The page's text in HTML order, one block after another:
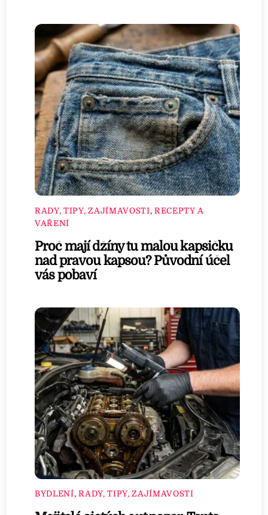
RADY, TIPY, ZAJÍMAVOSTI, RECEPTY A
VAŘENÍ
Proč mají džíny tu malou kapsičku
nad pravou kapsou? Původní účel
vás pobaví
BYDLENÍ,RADY, TIPY, ZAJÍMAVOSTI